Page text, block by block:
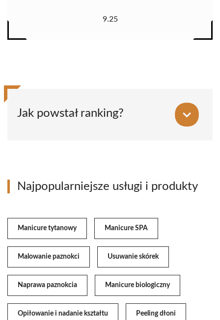
9.25
Jak powstał ranking?
Najpopularniejsze usługi i produkty
Manicure tytanowy Manicure SPA
Malowanie paznokci Usuwanie skórek
Naprawa paznokcia Manicure biologiczny
Opiłowanie i nadanie kształtu Peeling dłoni